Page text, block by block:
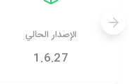
الإصدار الحالي
1.6.27